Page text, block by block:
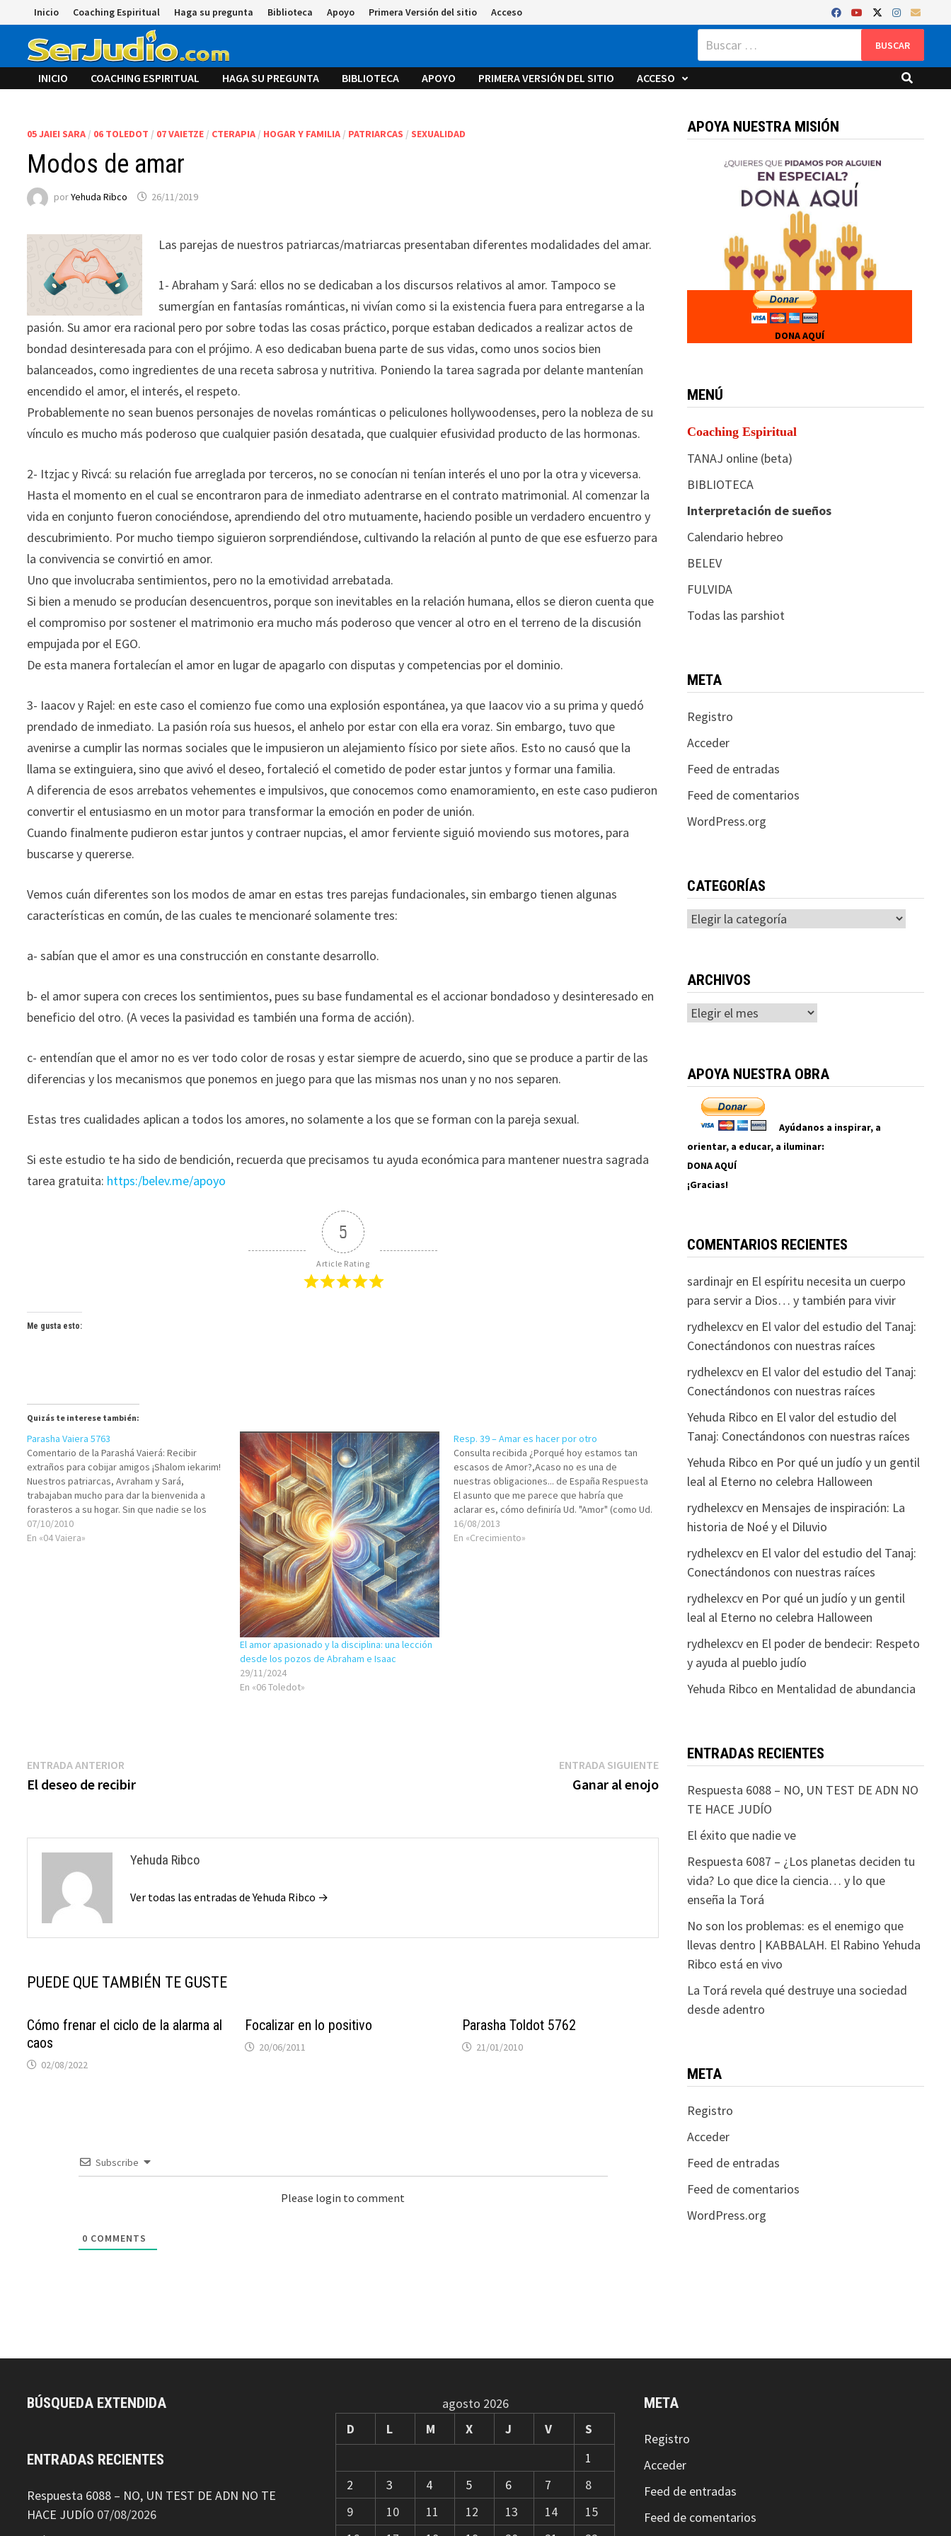
al
contenido
Inicio Coaching Espiritual Haga su pregunta Biblioteca Apoyo Primera Versión del sitio Acceso
Buscar:
INICIO COACHING ESPIRITUAL HAGA SU PREGUNTA BIBLIOTECA APOYO PRIMERA VERSIÓN DEL SITIO ACCESO
05 JAIEI SARA / 06 TOLEDOT / 07 VAIETZE / CTERAPIA / HOGAR Y FAMILIA / PATRIARCAS / SEXUALIDAD
Modos de amar
porYehuda Ribco 26/11/2019
Las parejas de nuestros patriarcas/matriarcas presentaban diferentes modalidades del amar.
1- Abraham y Sará: ellos no se dedicaban a los discursos relativos al amor. Tampoco se
sumergían en fantasías románticas, ni vivían como si la existencia fuera para entregarse a la
pasión. Su amor era racional pero por sobre todas las cosas práctico, porque estaban dedicados a realizar actos de
bondad desinteresada para con el prójimo. A eso dedicaban buena parte de sus vidas, como unos socios bien
balanceados, como ingredientes de una receta sabrosa y nutritiva. Poniendo la tarea sagrada por delante mantenían
encendido el amor, el interés, el respeto.
Probablemente no sean buenos personajes de novelas románticas o peliculones hollywoodenses, pero la nobleza de su
vínculo es mucho más poderoso que cualquier pasión desatada, que cualquier efusividad producto de las hormonas.
2- Itzjac y Rivcá: su relación fue arreglada por terceros, no se conocían ni tenían interés el uno por la otra y viceversa.
Hasta el momento en el cual se encontraron para de inmediato adentrarse en el contrato matrimonial. Al comenzar la
vida en conjunto fueron conociéndose, aprendiendo del otro mutuamente, haciendo posible un verdadero encuentro y
descubrimiento. Por mucho tiempo siguieron sorprendiéndose, cultivando la relación al punto de que ese esfuerzo para
la convivencia se convirtió en amor.
Uno que involucraba sentimientos, pero no la emotividad arrebatada.
Si bien a menudo se producían desencuentros, porque son inevitables en la relación humana, ellos se dieron cuenta que
el compromiso por sostener el matrimonio era mucho más poderoso que vencer al otro en el terreno de la discusión
empujada por el EGO.
De esta manera fortalecían el amor en lugar de apagarlo con disputas y competencias por el dominio.
3- Iaacov y Rajel: en este caso el comienzo fue como una explosión espontánea, ya que Iaacov vio a su prima y quedó
prendado de inmediato. La pasión roía sus huesos, el anhelo por estar con ella era voraz. Sin embargo, tuvo que
avenirse a cumplir las normas sociales que le impusieron un alejamiento físico por siete años. Esto no causó que la
llama se extinguiera, sino que avivó el deseo, fortaleció el cometido de poder estar juntos y formar una familia.
A diferencia de esos arrebatos vehementes e impulsivos, que conocemos como enamoramiento, en este caso pudieron
convertir el entusiasmo en un motor para transformar la emoción en poder de unión.
Cuando finalmente pudieron estar juntos y contraer nupcias, el amor ferviente siguió moviendo sus motores, para
buscarse y quererse.
Vemos cuán diferentes son los modos de amar en estas tres parejas fundacionales, sin embargo tienen algunas
características en común, de las cuales te mencionaré solamente tres:
a- sabían que el amor es una construcción en constante desarrollo.
b- el amor supera con creces los sentimientos, pues su base fundamental es el accionar bondadoso y desinteresado en
beneficio del otro. (A veces la pasividad es también una forma de acción).
c- entendían que el amor no es ver todo color de rosas y estar siempre de acuerdo, sino que se produce a partir de las
diferencias y los mecanismos que ponemos en juego para que las mismas nos unan y no nos separen.
Estas tres cualidades aplican a todos los amores, no solamente a los que se forman con la pareja sexual.
Si este estudio te ha sido de bendición, recuerda que precisamos tu ayuda económica para mantener nuestra sagrada
tarea gratuita: https:/belev.me/apoyo
5
Article Rating
Me gusta esto:
Quizás te interese también:
Parasha Vaiera 5763
Comentario de la Parashá Vaierá: Recibir
extraños para cobijar amigos ¡Shalom iekarim!
Nuestros patriarcas, Avraham y Sará,
trabajaban mucho para dar la bienvenida a
forasteros a su hogar. Sin que nadie se los
ordenara, practicaban una hermosa mitzvá: la
de hajnasat orjim -recibir visitantes-, y además
07/10/2010
En «04 Vaiera»
El amor apasionado y la disciplina: una lección
desde los pozos de Abraham e Isaac
29/11/2024
En «06 Toledot»
Resp. 39 – Amar es hacer por otro
Consulta recibida ¿Porqué hoy estamos tan
escasos de Amor?,Acaso no es una de
nuestras obligaciones... de España Respuesta
El asunto que me parece que habría que
aclarar es, cómo definiría Ud. "Amor" (como Ud.
lo ha escrito, con mayúscula). Yo le diré (muy
brevemente) lo que la tradición judía enseña…
16/08/2013
En «Crecimiento»
Navegación
de
ENTRADA ANTERIOR
anterior:
El deseo de recibir
ENTRADA SIGUIENTEEntrada
siguiente:
Ganar al enojo
Yehuda Ribco
Ver todas las entradas de Yehuda Ribco →
PUEDE QUE TAMBIÉN TE GUSTE
Cómo frenar el ciclo de la alarma al
caos
02/08/2022
Focalizar en lo positivo
20/06/2011
Parasha Toldot 5762
21/01/2010
Subscribe
Please login to comment
0 COMMENTS
APOYA NUESTRA MISIÓN
DONA AQUÍ
MENÚ
Coaching Espiritual
TANAJ online (beta)
BIBLIOTECA
Interpretación de sueños
Calendario hebreo
BELEV
FULVIDA
Todas las parshiot
META
Registro
Acceder
Feed de entradas
Feed de comentarios
WordPress.org
CATEGORÍAS
Categorías
ARCHIVOS
Archivos
APOYA NUESTRA OBRA
Ayúdanos a inspirar, a
orientar, a educar, a iluminar:
DONA AQUÍ
¡Gracias!
COMENTARIOS RECIENTES
sardinajren El espíritu necesita un cuerpo
para servir a Dios… y también para vivir
rydhelexcven El valor del estudio del Tanaj:
Conectándonos con nuestras raíces
rydhelexcven El valor del estudio del Tanaj:
Conectándonos con nuestras raíces
Yehuda Ribco en El valor del estudio del
Tanaj: Conectándonos con nuestras raíces
Yehuda Ribco en Por qué un judío y un gentil
leal al Eterno no celebra Halloween
rydhelexcven Mensajes de inspiración: La
historia de Noé y el Diluvio
rydhelexcven El valor del estudio del Tanaj:
Conectándonos con nuestras raíces
rydhelexcven Por qué un judío y un gentil
leal al Eterno no celebra Halloween
rydhelexcven El poder de bendecir: Respeto
y ayuda al pueblo judío
Yehuda Ribco en Mentalidad de abundancia
ENTRADAS RECIENTES
Respuesta 6088 – NO, UN TEST DE ADN NO
TE HACE JUDÍO
El éxito que nadie ve
Respuesta 6087 – ¿Los planetas deciden tu
vida? Lo que dice la ciencia… y lo que
enseña la Torá
No son los problemas: es el enemigo que
llevas dentro | KABBALAH. El Rabino Yehuda
Ribco está en vivo
La Torá revela qué destruye una sociedad
desde adentro
META
Registro
Acceder
Feed de entradas
Feed de comentarios
WordPress.org
BÚSQUEDA EXTENDIDA
ENTRADAS RECIENTES
Respuesta 6088 – NO, UN TEST DE ADN NO TE
HACE JUDÍO 07/08/2026
agosto 2026
D
L M X J V
S
1
2
3 4 5 6 7
8
9
10 11 12 13 14
15
META
Registro
Acceder
Feed de entradas
Feed de comentarios